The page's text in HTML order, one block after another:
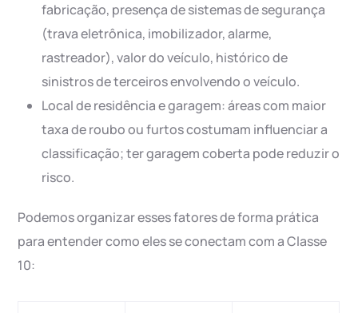
fabricação, presença de sistemas de segurança
(trava eletrônica, imobilizador, alarme,
rastreador), valor do veículo, histórico de
sinistros de terceiros envolvendo o veículo.
Local de residência e garagem: áreas com maior
taxa de roubo ou furtos costumam influenciar a
classificação; ter garagem coberta pode reduzir o
risco.
Podemos organizar esses fatores de forma prática
para entender como eles se conectam com a Classe
10: